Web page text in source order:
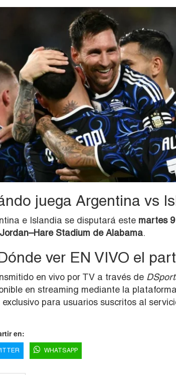
juega Argentina vs
e Islandia se disputará este martes
Jordan–Hare Stadium de Alabama.
ver EN VIVO el
en vivo por TV a través de
en streaming mediante la plataforma
exclusivo para usuarios suscritos al
en:
WHATSAPP